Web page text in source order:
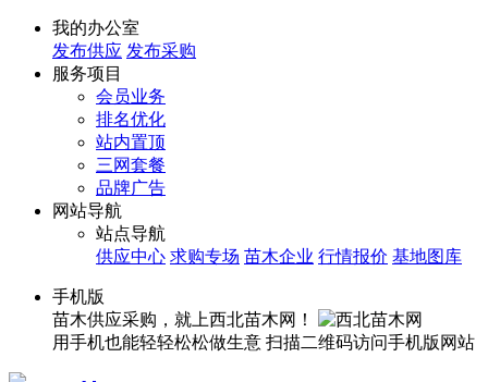
我的办公室
发布供应 发布采购
服务项目
会员业务
排名优化
站内置顶
三网套餐
品牌广告
网站导航
站点导航
供应中心 求购专场 苗木企业 行情报价 基地图库
手机版
苗木供应采购，就上西北苗木网！
用手机也能轻轻松松做生意 扫描二维码访问手机版网站